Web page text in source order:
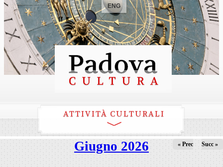
ENG
ATTIVITÀ CULTURALI
Giugno 2026 « Prec Succ »